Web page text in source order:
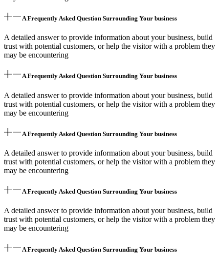
A Frequently Asked Question Surrounding Your business
A detailed answer to provide information about your business, build
trust with potential customers, or help the visitor with a problem they
may be encountering
A Frequently Asked Question Surrounding Your business
A detailed answer to provide information about your business, build
trust with potential customers, or help the visitor with a problem they
may be encountering
A Frequently Asked Question Surrounding Your business
A detailed answer to provide information about your business, build
trust with potential customers, or help the visitor with a problem they
may be encountering
A Frequently Asked Question Surrounding Your business
A detailed answer to provide information about your business, build
trust with potential customers, or help the visitor with a problem they
may be encountering
A Frequently Asked Question Surrounding Your business